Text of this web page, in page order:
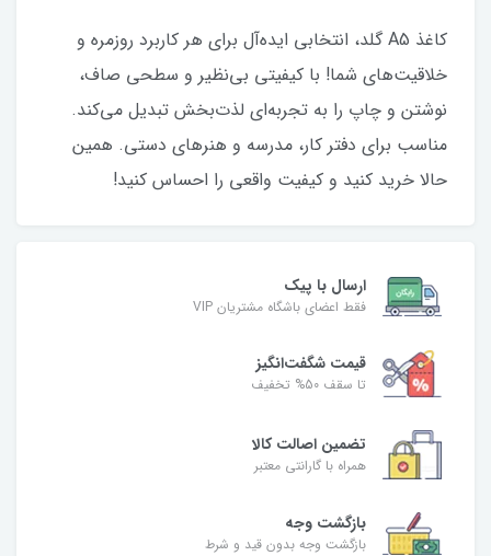
کاغذ A5 گلد، انتخابی ایده‌آل برای هر کاربرد روزمره و
خلاقیت‌های شما! با کیفیتی بی‌نظیر و سطحی صاف،
نوشتن و چاپ را به تجربه‌ای لذت‌بخش تبدیل می‌کند.
مناسب برای دفتر کار، مدرسه و هنرهای دستی. همین
حالا خرید کنید و کیفیت واقعی را احساس کنید!
ارسال با پیک
فقط اعضای باشگاه مشتریان VIP
قیمت شگفت‌انگیز
تا سقف 50% تخفیف
تضمین اصالت کالا
همراه با گارانتی معتبر
بازگشت وجه
بازگشت وجه بدون قید و شرط